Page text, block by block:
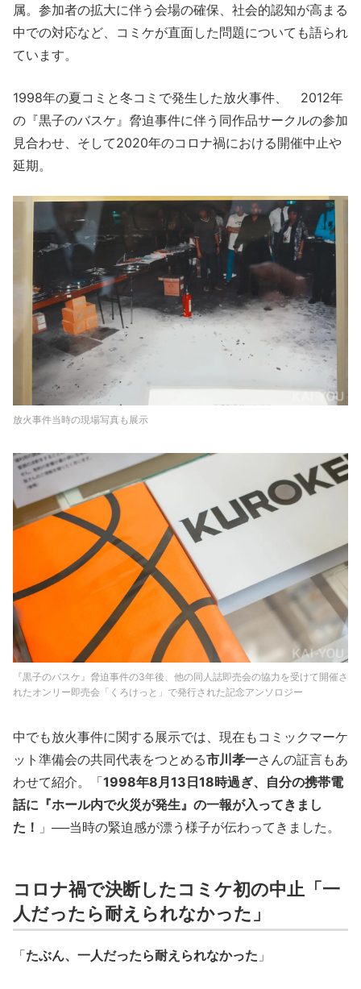
属。参加者の拡大に伴う会場の確保、社会的認知が高まる
中での対応など、コミケが直面した問題についても語られ
ています。
1998年の夏コミと冬コミで発生した放火事件、 2012年
の『黒子のバスケ』脅迫事件に伴う同作品サークルの参加
見合わせ、そして2020年のコロナ禍における開催中止や
延期。
放火事件当時の現場写真も展示
『黒子のバスケ』脅迫事件の3年後、他の同人誌即売会の協力を受けて開催さ
れたオンリー即売会「くろけっと」で発行された記念アンソロジー
中でも放火事件に関する展示では、現在もコミックマーケ
ット準備会の共同代表をつとめる市川孝一さんの証言もあ
わせて紹介。「1998年8月13日18時過ぎ、自分の携帯電
話に『ホール内で火災が発生』の一報が入ってきまし
た！ 」──当時の緊迫感が漂う様子が伝わってきました。
コロナ禍で決断したコミケ初の中止「一
人だったら耐えられなかった」
「たぶん、一人だったら耐えられなかった 」